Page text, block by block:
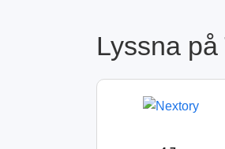
Lyssna